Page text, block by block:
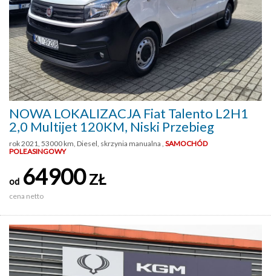
NOWA LOKALIZACJA Fiat Talento L2H1
2,0 Multijet 120KM, Niski Przebieg
rok 2021, 53000 km, Diesel, skrzynia manualna , SAMOCHÓD
POLEASINGOWY
od 64900ZŁ
cena netto